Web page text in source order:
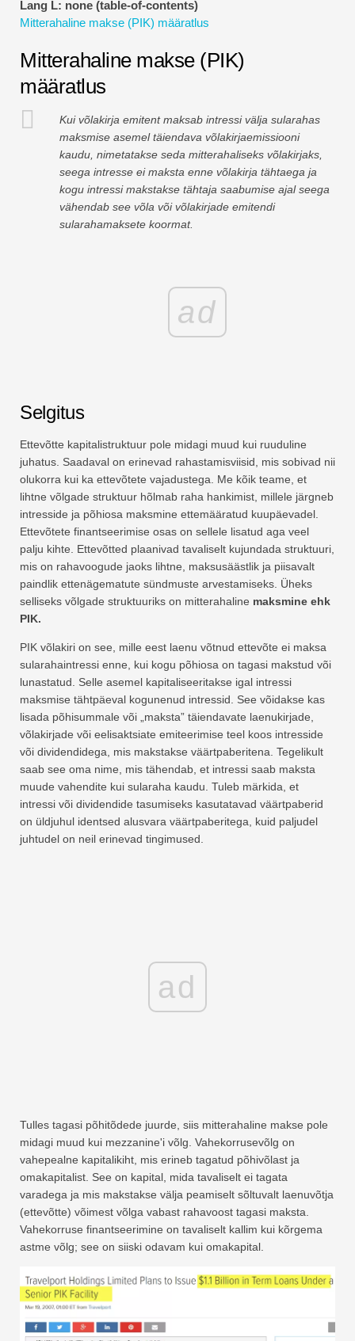
Finantsmodelleerimise õpetused
Riskijuhtimise õpetused
Lang L: none (table-of-contents)
Mitterahaline makse (PIK) määratlus
Mitterahaline makse (PIK)
määratlus
Kui võlakirja emitent maksab intressi välja sularahas
maksmise asemel täiendava võlakirjaemissiooni
kaudu, nimetatakse seda mitterahaliseks võlakirjaks,
seega intresse ei maksta enne võlakirja tähtaega ja
kogu intressi makstakse tähtaja saabumise ajal seega
vähendab see võla või võlakirjade emitendi
sularahamaksete koormat.
ad
Selgitus
Ettevõtte kapitalistruktuur pole midagi muud kui ruuduline
juhatus. Saadaval on erinevad rahastamisviisid, mis sobivad nii
olukorra kui ka ettevõtete vajadustega. Me kõik teame, et
lihtne võlgade struktuur hõlmab raha hankimist, millele järgneb
intresside ja põhiosa maksmine ettemääratud kuupäevadel.
Ettevõtete finantseerimise osas on sellele lisatud aga veel
palju kihte. Ettevõtted plaanivad tavaliselt kujundada struktuuri,
mis on rahavoogude jaoks lihtne, maksusäästlik ja piisavalt
paindlik ettenägematute sündmuste arvestamiseks. Üheks
selliseks võlgade struktuuriks on mitterahaline maksmine ehk
PIK.
PIK võlakiri on see, mille eest laenu võtnud ettevõte ei maksa
sularahaintressi enne, kui kogu põhiosa on tagasi makstud või
lunastatud. Selle asemel kapitaliseeritakse igal intressi
maksmise tähtpäeval kogunenud intressid. See võidakse kas
lisada põhisummale või „maksta” täiendavate laenukirjade,
võlakirjade või eelisaktsiate emiteerimise teel koos intresside
või dividendidega, mis makstakse väärtpaberitena. Tegelikult
saab see oma nime, mis tähendab, et intressi saab maksta
muude vahendite kui sularaha kaudu. Tuleb märkida, et
intressi või dividendide tasumiseks kasutatavad väärtpaberid
on üldjuhul identsed alusvara väärtpaberitega, kuid paljudel
juhtudel on neil erinevad tingimused.
ad
Tulles tagasi põhitõdede juurde, siis mitterahaline makse pole
midagi muud kui mezzanine'i võlg. Vahekorrusevõlg on
vahepealne kapitalikiht, mis erineb tagatud põhivõlast ja
omakapitalist. See on kapital, mida tavaliselt ei tagata
varadega ja mis makstakse välja peamiselt sõltuvalt laenuvõtja
(ettevõtte) võimest võlga vabast rahavoost tagasi maksta.
Vahekorruse finantseerimine on tavaliselt kallim kui kõrgema
astme võlg; see on siiski odavam kui omakapital.